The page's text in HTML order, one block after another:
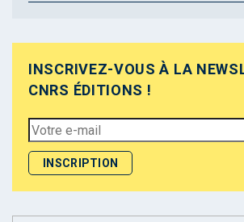
INSCRIVEZ-VOUS À LA
CNRS ÉDITIONS !